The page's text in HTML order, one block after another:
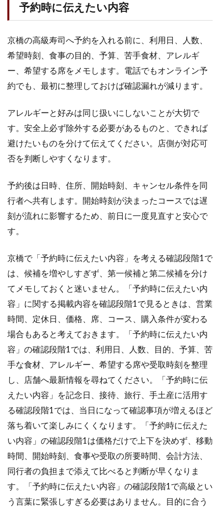
予約時に伝えたい内容
京橋の高級寿司へ予約を入れる前に、利用日、人数、
希望時刻、食事の目的、予算、苦手食材、アレルギ
ー、希望する席をメモします。電話でもオンライン予
約でも、最初に整理しておけば確認漏れが減ります。
アレルギーと好みは同じ扱いにしないことが大切で
す。安全上必ず除外する必要があるものと、できれば
避けたいものを分けて伝えてください。店側が対応可
否を判断しやすくなります。
予約後は日時、住所、開始時刻、キャンセル条件を同
行者へ共有します。開始時刻が決まったコースでは遅
刻が流れに影響するため、前日に一度見直すと安心で
す。
京橋で「予約時に伝えたい内容」を考える確認段階1で
は、候補を増やしすぎず、第一候補と第二候補を分け
てメモしておくと迷いません。「予約時に伝えたい内
容」に関する掲載内容を確認段階1で見るときは、営業
時間、定休日、価格、席、コース、購入条件が変わる
場合もあると考えておきます。「予約時に伝えたい内
容」の確認段階1では、利用日、人数、目的、予算、苦
手な食材、アレルギー、希望する席や受取時刻を整理
し、店舗へ最新情報を尋ねてください。「予約時に伝
えたい内容」を記念日、接待、旅行、手土産に活用す
る確認段階1では、当日になって確認事項が増えるほど
落ち着いて楽しみにくくなります。「予約時に伝えた
い内容」の確認段階1は価格だけで上下を決めず、移動
時間、開始時刻、食事や受取の所要時間、会計方法、
同行者の負担まで添えて比べると判断が早くなりま
す。「予約時に伝えたい内容」の確認段階1で高級とい
う言葉に緊張しすぎる必要はありません。目的に合う